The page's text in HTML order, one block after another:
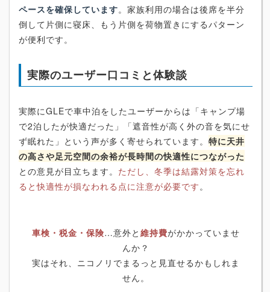
ペースを確保しています。家族利用の場合は後席を半分
倒して片側に寝床、もう片側を荷物置きにするパターン
が便利です。
実際のユーザー口コミと体験談
実際にGLEで車中泊をしたユーザーからは「キャンプ場
で2泊したが快適だった」「遮音性が高く外の音を気にせ
ず眠れた」という声が多く寄せられています。 特に天井
の高さや足元空間の余裕が長時間の快適性につながった
との意見が目立ちます。 ただし、冬季は結露対策を忘れ
ると快適性が損なわれる点に注意が必要です 。
車検・税金・保険…意外と 維持費がかかっていませ
んか？
実はそれ、ニコノリでまるっと見直せるかもしれま
せん。